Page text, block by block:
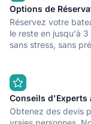
Options de
Réservez votre
le reste en jusqu'à
sans stress, sans
Conseils d'Experts
Obtenez des devis